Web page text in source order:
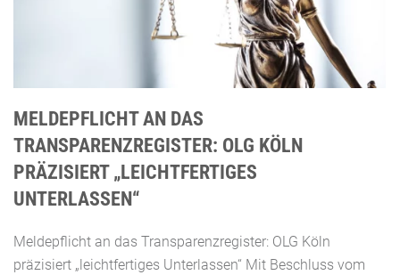
MELDEPFLICHT AN DAS
TRANSPARENZREGISTER: OLG KÖLN
PRÄZISIERT „LEICHTFERTIGES
UNTERLASSEN“
Meldepflicht an das Transparenzregister: OLG Köln
präzisiert „leichtfertiges Unterlassen“ Mit Beschluss vom